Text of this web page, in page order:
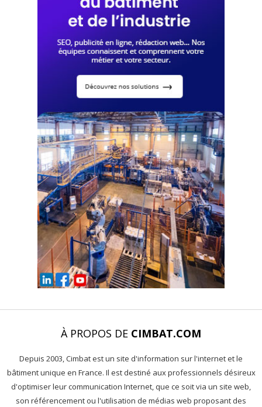
À PROPOS DE CIMBAT.COM
Depuis 2003, Cimbat est un site d'information sur l'internet et le
bâtiment unique en France. Il est destiné aux professionnels désireux
d'optimiser leur communication Internet, que ce soit via un site web,
son référencement ou l'utilisation de médias web proposant des